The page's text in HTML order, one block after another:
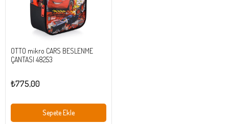
OTTO mikro CARS BESLENME
ÇANTASI 48253
₺775,00
Sepete Ekle